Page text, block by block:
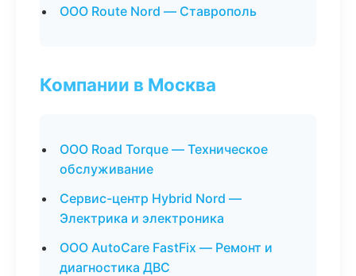
ООО Route Nord — Ставрополь
Компании в Москва
ООО Road Torque — Техническое
обслуживание
Сервис-центр Hybrid Nord —
Электрика и электроника
ООО AutoCare FastFix — Ремонт и
диагностика ДВС